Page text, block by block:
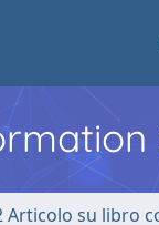
Articolo su libro